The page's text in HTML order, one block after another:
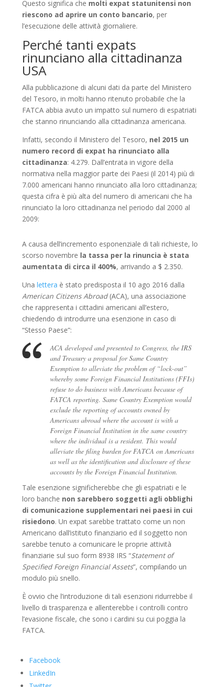
Questo significa che molti expat statunitensi non
riescono ad aprire un conto bancario, per
l’esecuzione delle attività giornaliere.
Perché tanti expats
rinunciano alla cittadinanza
USA
Alla pubblicazione di alcuni dati da parte del Ministero
del Tesoro, in molti hanno ritenuto probabile che la
FATCA abbia avuto un impatto sul numero di espatriati
che stanno rinunciando alla cittadinanza americana.
Infatti, secondo il Ministero del Tesoro, nel 2015 un
numero record di expat ha rinunciato alla
cittadinanza: 4.279. Dall’entrata in vigore della
normativa nella maggior parte dei Paesi (il 2014) più di
7.000 americani hanno rinunciato alla loro cittadinanza;
questa cifra è più alta del numero di americani che ha
rinunciato la loro cittadinanza nel periodo dal 2000 al
2009:
A causa dell’incremento esponenziale di tali richieste, lo
scorso novembre la tassa per la rinuncia è stata
aumentata di circa il 400%, arrivando a $ 2.350.
Una lettera è stato predisposta il 10 ago 2016 dalla
American Citizens Abroad(ACA), una associazione
che rappresenta i cittadini americani all’estero,
chiedendo di introdurre una esenzione in caso di
“Stesso Paese”:
ACA developed and presented to Congress, the IRS
and Treasury a proposal for Same Country
Exemption to alleviate the problem of “lock-out”
whereby some Foreign Financial Institutions (FFIs)
refuse to do business with Americans because of
FATCA reporting. Same Country Exemption would
exclude the reporting of accounts owned by
Americans abroad where the account is with a
Foreign Financial Institution in the same country
where the individual is a resident. This would
alleviate the filing burden for FATCA on Americans
as well as the identification and disclosure of these
accounts by the Foreign Financial Institution.
Tale esenzione significherebbe che gli espatriati e le
loro banche non sarebbero soggetti agli obblighi
di comunicazione supplementari nei paesi in cui
risiedono. Un expat sarebbe trattato come un non
Americano dall’istituto finanziario ed il soggetto non
sarebbe tenuto a comunicare le proprie attività
finanziarie sul suo form 8938 IRS “Statement of
Specified Foreign Financial Assets”, compilando un
modulo più snello.
È ovvio che l’introduzione di tali esenzioni ridurrebbe il
livello di trasparenza e allenterebbe i controlli contro
l’evasione fiscale, che sono i cardini su cui poggia la
FATCA.
Facebook
LinkedIn